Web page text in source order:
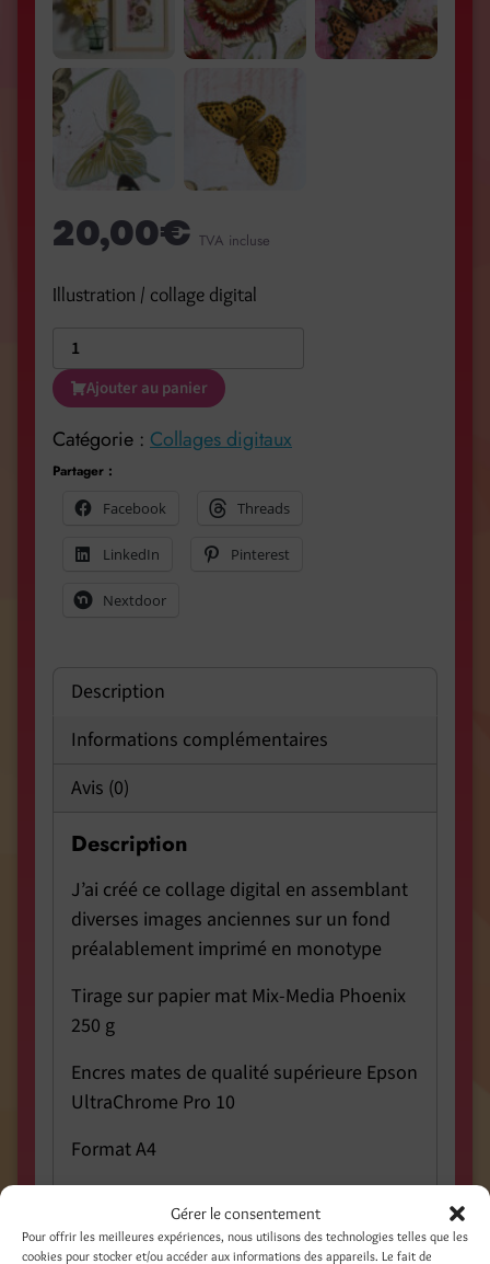
Gérer le consentement
Pour offrir les meilleures expériences, nous utilisons des technologies telles que les
cookies pour stocker et/ou accéder aux informations des appareils. Le fait de
20,00€ TVA incluse
Illustration / collage digital
Ajouter au panier
Catégorie : Collages digitaux
Partager :
Facebook
Threads
LinkedIn Pinterest
Nextdoor
Description
Informations complémentaires
Avis (0)
Description
J’ai créé ce collage digital en assemblant
diverses images anciennes sur un fond
préalablement imprimé en monotype
Tirage sur papier mat Mix-Media Phoenix
250 g
Encres mates de qualité supérieure Epson
UltraChrome Pro 10
Format A4
Envoi à plat dans une enveloppe